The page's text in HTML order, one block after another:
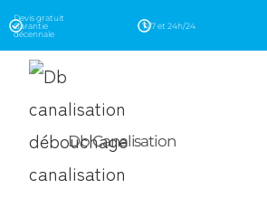
Devis gratuit
Garantie
décennale
7j/7 et 24h/24
Db Canalisation